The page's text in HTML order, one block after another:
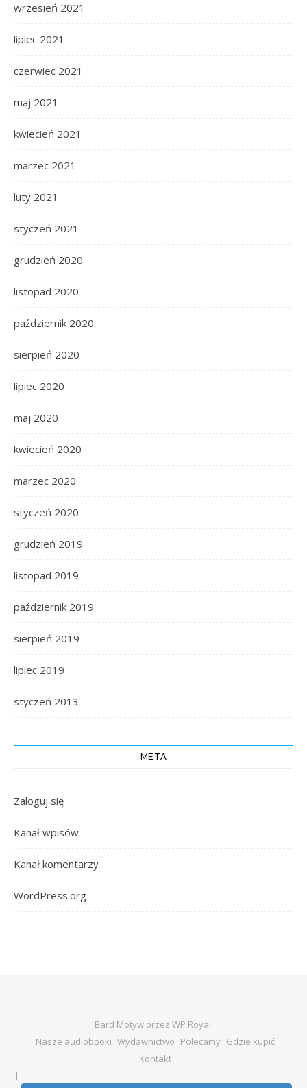
wrzesień 2021
lipiec 2021
czerwiec 2021
maj 2021
kwiecień 2021
marzec 2021
luty 2021
styczeń 2021
grudzień 2020
listopad 2020
październik 2020
sierpień 2020
lipiec 2020
maj 2020
kwiecień 2020
marzec 2020
styczeń 2020
grudzień 2019
listopad 2019
październik 2019
sierpień 2019
lipiec 2019
styczeń 2013
META
Zaloguj się
Kanał wpisów
Kanał komentarzy
WordPress.org
Bard Motyw przez WP Royal.
Nasze audiobooki Wydawnictwo Polecamy Gdzie kupić
Kontakt